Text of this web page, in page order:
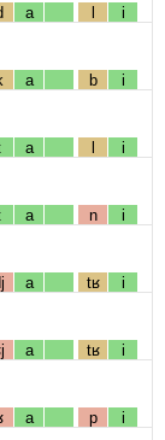
a l i
a b i
a l i
a n i
a tʁ i
a tʁ i
a p i